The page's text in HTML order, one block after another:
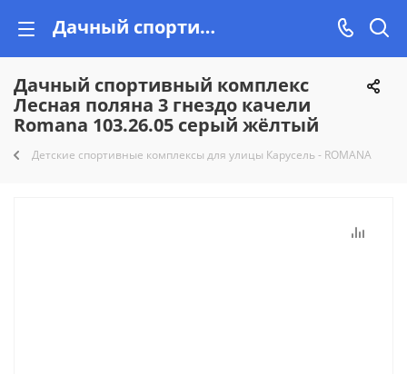
Дачный спортивный комплекс Лесная поляна 3 гнездо качели Romana 103.26.05 серый жёлтый купить недорого на Vishop.by!
Дачный спортивный комплекс
Лесная поляна 3 гнездо качели
Romana 103.26.05 серый жёлтый
Детские спортивные комплексы для улицы Карусель - ROMANA